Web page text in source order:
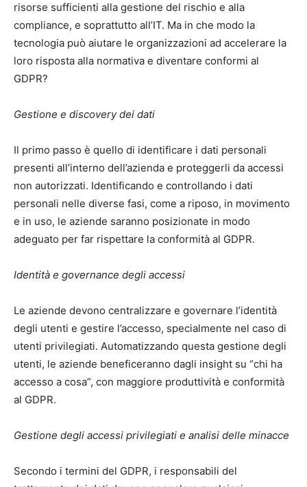
risorse sufficienti alla gestione del rischio e alla
compliance, e soprattutto all’IT. Ma in che modo la
tecnologia può aiutare le organizzazioni ad accelerare la
loro risposta alla normativa e diventare conformi al
GDPR?
Gestione e discovery dei dati
Il primo passo è quello di identificare i dati personali
presenti all’interno dell’azienda e proteggerli da accessi
non autorizzati. Identificando e controllando i dati
personali nelle diverse fasi, come a riposo, in movimento
e in uso, le aziende saranno posizionate in modo
adeguato per far rispettare la conformità al GDPR.
Identità e governance degli accessi
Le aziende devono centralizzare e governare l’identità
degli utenti e gestire l’accesso, specialmente nel caso di
utenti privilegiati. Automatizzando questa gestione degli
utenti, le aziende beneficeranno dagli insight su “chi ha
accesso a cosa”, con maggiore produttività e conformità
al GDPR.
Gestione degli accessi privilegiati e analisi delle minacce
Secondo i termini del GDPR, i responsabili del